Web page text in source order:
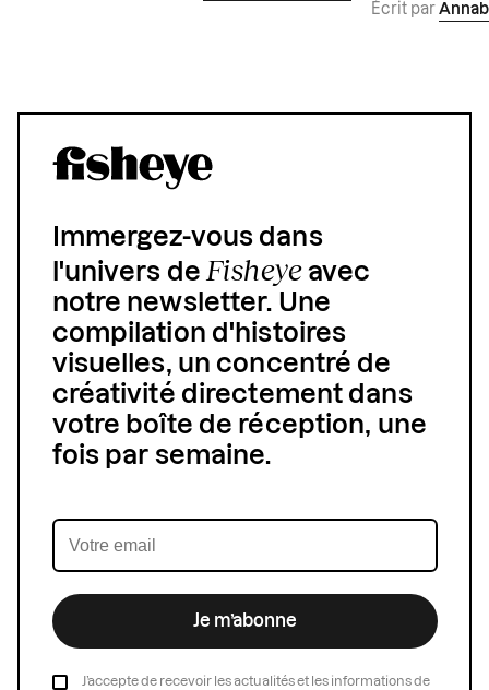
Écrit par
Immergez-vous dans
l'univers deFisheyeavec
notre newsletter. Une
compilation d'histoires
visuelles, un concentré de
créativité directement dans
votre boîte de réception, une
fois par semaine.
Je m’abonne
J’accepte de recevoir les actualités et les informations de